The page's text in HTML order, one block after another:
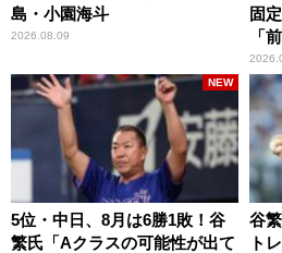
島・小園海斗
2026.08.09
固
「
り
5位・中日、8月は6勝1敗！谷
繁氏「Aクラスの可能性が出て
NEW
谷
ト